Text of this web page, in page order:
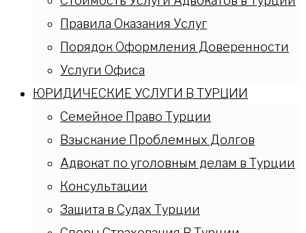
Правила Оказания Услуг
Порядок Оформления Доверенности
Услуги Офиса
ЮРИДИЧЕСКИЕ УСЛУГИ В ТУРЦИИ
Семейное Право Турции
Взыскание Проблемных Долгов
Адвокат по уголовным делам в Турции
Консультации
Защита в Судах Турции